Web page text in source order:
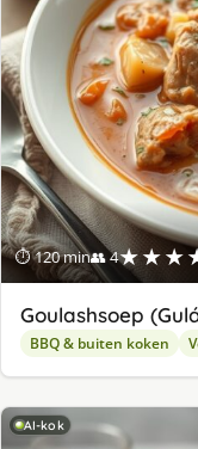
⏱ 120 min👥 4
Goulashsoep
BBQ & buiten koken
AI-kok